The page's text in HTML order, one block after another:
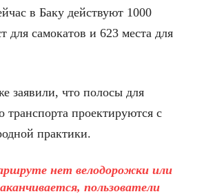
в Баку действуют 1000
для самокатов и 623 места для
заявили, что полосы для
транспорта проектируются с
практики.
нет велодорожки или
пользователи